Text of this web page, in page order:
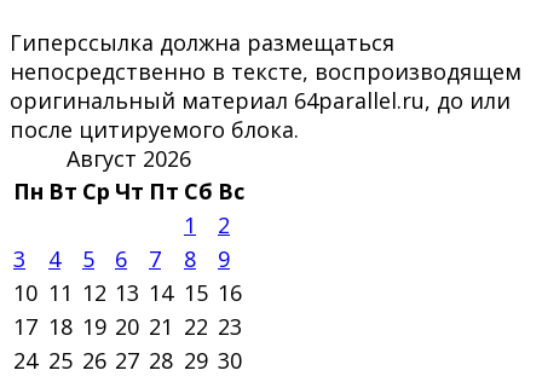
Гиперссылка должна размещаться
непосредственно в тексте, воспроизводящем
оригинальный материал 64parallel.ru, до или
после цитируемого блока.
Август 2026
Пн Вт Ср Чт Пт Сб Вс
1
2
3
4 5 6 7 8
9
10 11 12 13 14 15 16
17 18 19 20 21 22 23
24 25 26 27 28 29 30